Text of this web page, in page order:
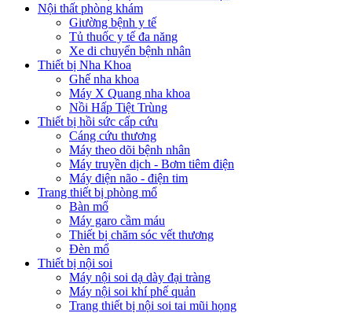
Nội thất phòng khám
Giường bệnh y tế
Tủ thuốc y tế đa năng
Xe di chuyển bệnh nhân
Thiết bị Nha Khoa
Ghế nha khoa
Máy X Quang nha khoa
Nồi Hấp Tiệt Trùng
Thiết bị hồi sức cấp cứu
Cáng cứu thương
Máy theo dõi bệnh nhân
Máy truyền dịch - Bơm tiêm điện
Máy điện não - điện tim
Trang thiết bị phòng mổ
Bàn mổ
Máy garo cầm máu
Thiết bị chăm sóc vết thương
Đèn mổ
Thiết bị nội soi
Máy nội soi dạ dày đại tràng
Máy nội soi khí phế quản
Trang thiết bị nội soi tai mũi họng